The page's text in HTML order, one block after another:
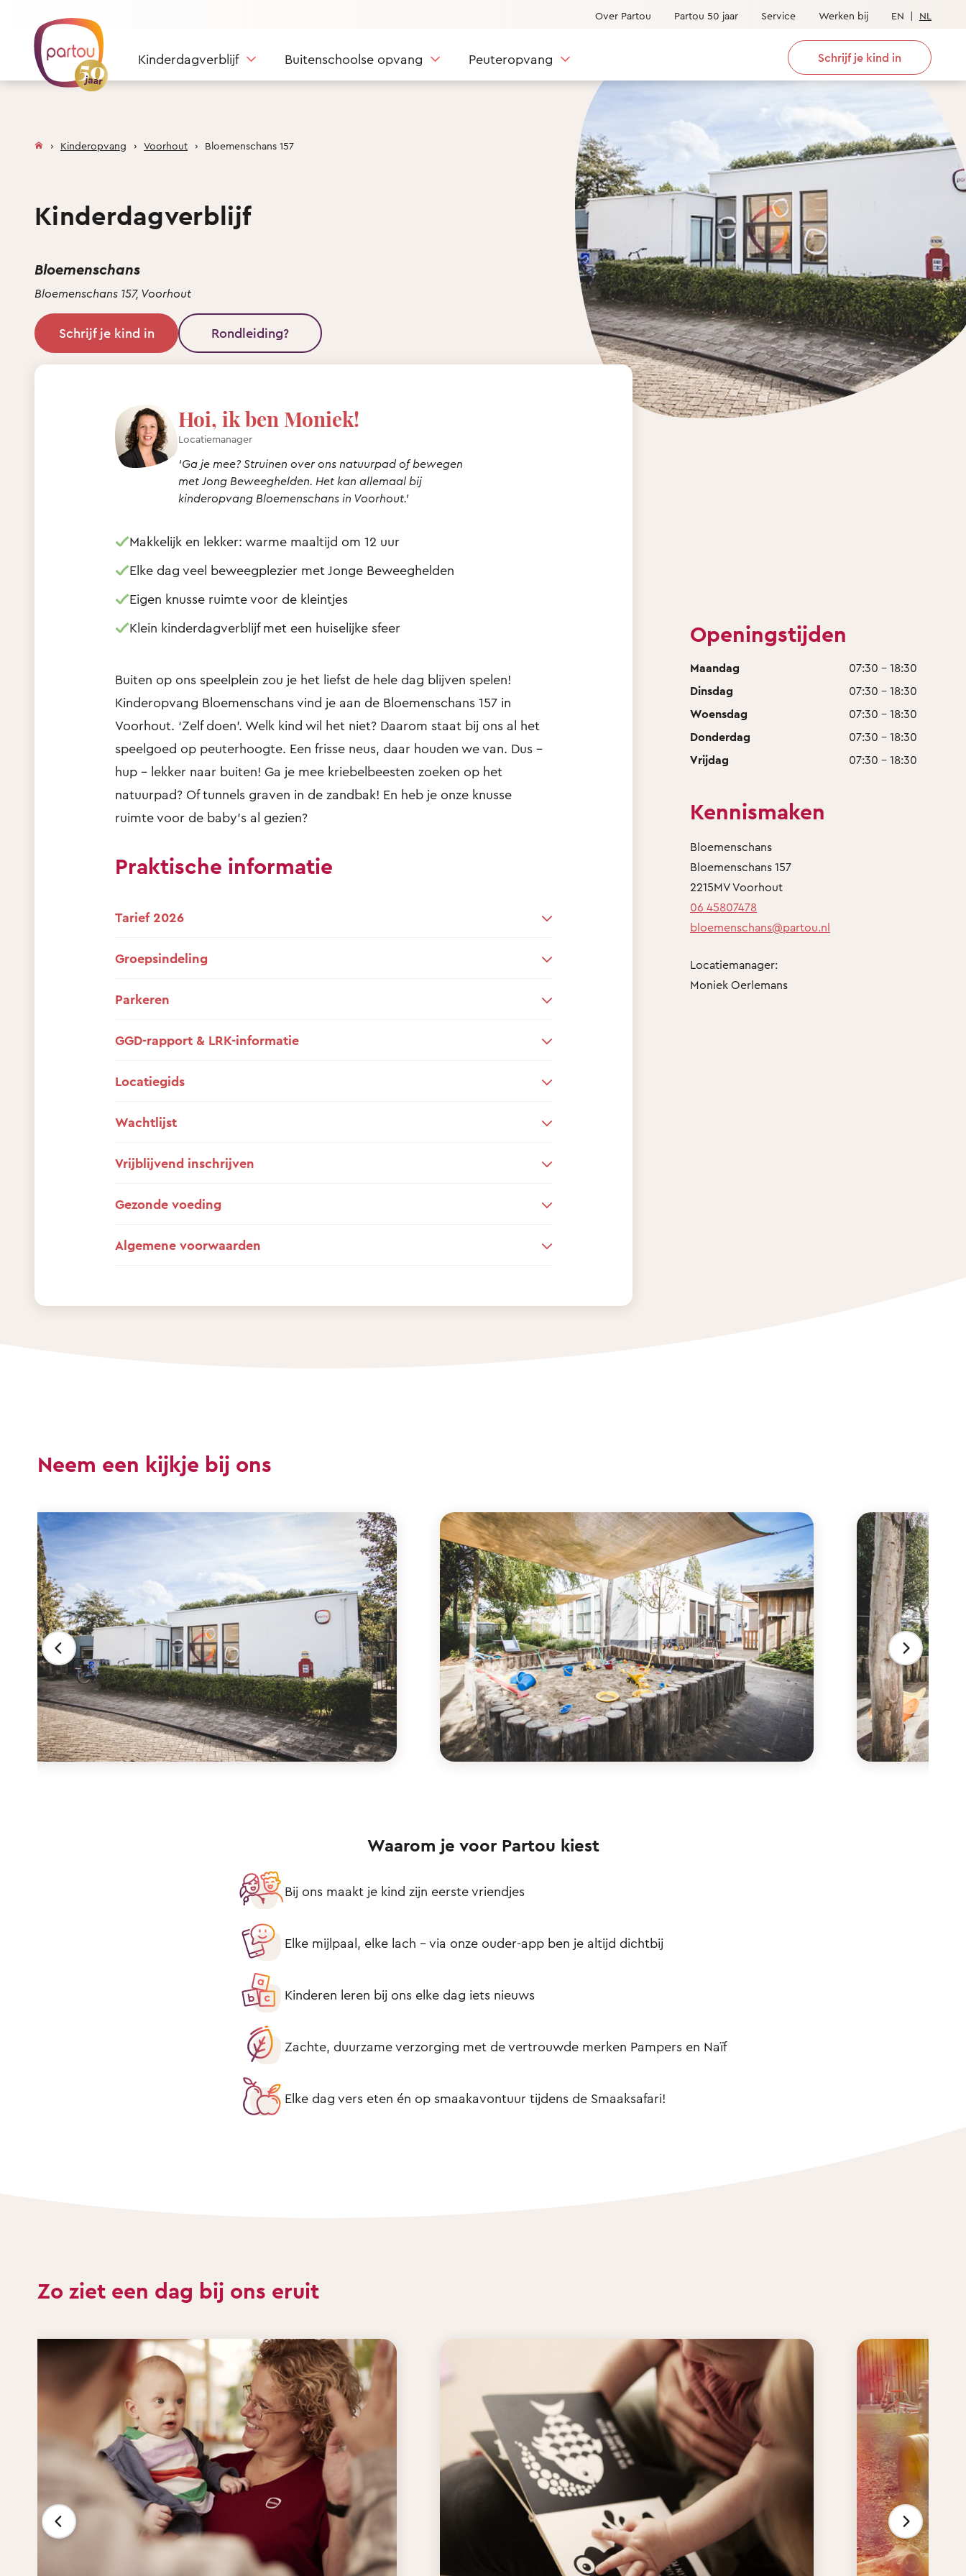
Over Partou Partou 50 jaar Service Werken bij EN | NL
Kinderdagverblijf Buitenschoolse opvang Peuteropvang Schrijf je kind in
Kinderopvang Voorhout Bloemenschans 157
Kinderdagverblijf
Bloemenschans
Bloemenschans 157, Voorhout
Schrijf je kind in Rondleiding?
Hoi, ik ben Moniek!
Locatiemanager
‘Ga je mee? Struinen over ons natuurpad of bewegen
met Jong Beweeghelden. Het kan allemaal bij
kinderopvang Bloemenschans in Voorhout.’
Makkelijk en lekker: warme maaltijd om 12 uur
Elke dag veel beweegplezier met Jonge Beweeghelden
Eigen knusse ruimte voor de kleintjes
Klein kinderdagverblijf met een huiselijke sfeer
Buiten op ons speelplein zou je het liefst de hele dag blijven spelen!
Kinderopvang Bloemenschans vind je aan de Bloemenschans 157 in
Voorhout. ‘Zelf doen’. Welk kind wil het niet? Daarom staat bij ons al het
speelgoed op peuterhoogte. Een frisse neus, daar houden we van. Dus –
hup – lekker naar buiten! Ga je mee kriebelbeesten zoeken op het
natuurpad? Of tunnels graven in de zandbak! En heb je onze knusse
ruimte voor de baby’s al gezien?
Praktische informatie
Tarief 2026
Groepsindeling
Parkeren
GGD-rapport & LRK-informatie
Locatiegids
Wachtlijst
Vrijblijvend inschrijven
Gezonde voeding
Algemene voorwaarden
Openingstijden
Maandag
07:30 - 18:30
Dinsdag
07:30 - 18:30
Woensdag
07:30 - 18:30
Donderdag
07:30 - 18:30
Vrijdag
07:30 - 18:30
Kennismaken
Bloemenschans
Bloemenschans 157
2215MV Voorhout
06 45807478
bloemenschans@partou.nl
Locatiemanager:
Moniek Oerlemans
Neem een kijkje bij ons
Waarom je voor Partou kiest
Bij ons maakt je kind zijn eerste vriendjes
Elke mijlpaal, elke lach – via onze ouder-app ben je altijd dichtbij
Kinderen leren bij ons elke dag iets nieuws
Zachte, duurzame verzorging met de vertrouwde merken Pampers en Naïf
Elke dag vers eten én op smaakavontuur tijdens de Smaaksafari!
Zo ziet een dag bij ons eruit